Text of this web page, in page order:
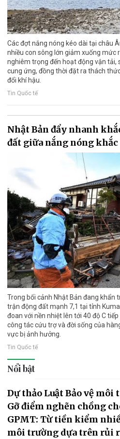
Các đợt nắng nóng kéo dài tại châu
nhiều con sông lớn giảm xuống mức
nghiêm trọng đến hoạt động vận tải,
cung ứng, đồng thời đặt ra thách
đổi khí hậu.
Tin Quốc tế
Nhật Bản đẩy nhanh
đất giữa nắng nóng
Trong bối cảnh Nhật Bản đang khẩn
trận động đất mạnh 7,1 tại tỉnh
đoan với nền nhiệt lên tới 40 độ C
công tác cứu trợ và đời sống của
vực bị ảnh hưởng.
Tin Quốc tế
Nổi bật
Dự thảo Luật Bảo vệ môi
Gỡ điểm nghẽn chồng
GPMT: Từ tiền kiểm
môi trường dựa trên rủi